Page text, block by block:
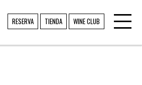
RESERVA TIENDA WINE CLUB